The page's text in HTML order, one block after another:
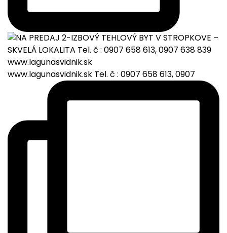
www.lagunasvidnik.sk Tel. č : 0907 658 613, 0907